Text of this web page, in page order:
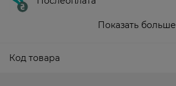
Показать больше
Код товара